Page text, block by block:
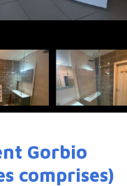
Gorbio
comprises)